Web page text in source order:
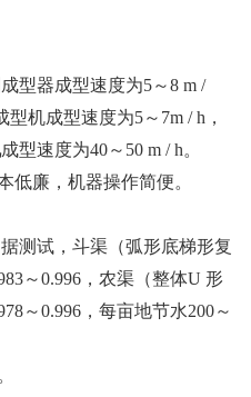
型器成型速度为5～8 m /
机成型速度为5～7m / h，
成型速度为40～50 m / h。
低廉，机器操作简便。
测试，斗渠（弧形底梯形复
～0.996，农渠（整体U 形
～0.996，每亩地节水200～